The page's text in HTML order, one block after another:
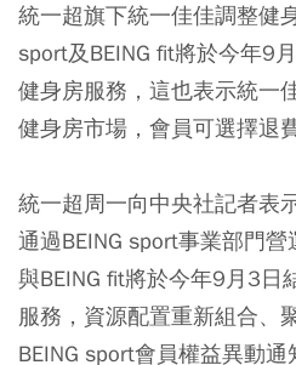
統一超旗下統一佳佳調整健
sport及BEING fit將於今年9
健身房服務，這也表示統一
健身房市場，會員可選擇退
統一超周一向中央社記者表
通過BEING sport事業部門
與BEING fit將於今年9月3日
服務，資源配置重新組合、
BEING sport會員權益異動